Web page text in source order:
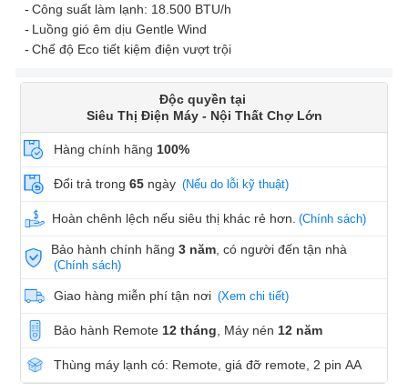
Công suất làm lạnh: 18.500 BTU/h
Luồng gió êm dịu Gentle Wind
Chế độ Eco tiết kiệm điện vượt trội
Độc quyền tại
Siêu Thị Điện Máy - Nội Thất Chợ Lớn
Hàng chính hãng 100%
Đổi trả trong 65 ngày (Nếu do lỗi kỹ thuật)
Hoàn chênh lệch nếu siêu thị khác rẻ hơn. (Chính sách)
Bảo hành chính hãng3 năm , có người đến tận nhà
(Chính sách)
Giao hàng miễn phí tận nơi (Xem chi tiết)
Bảo hành Remote 12 tháng , Máy nén 12 năm
Thùng máy lạnh có: Remote, giá đỡ remote, 2 pin AA